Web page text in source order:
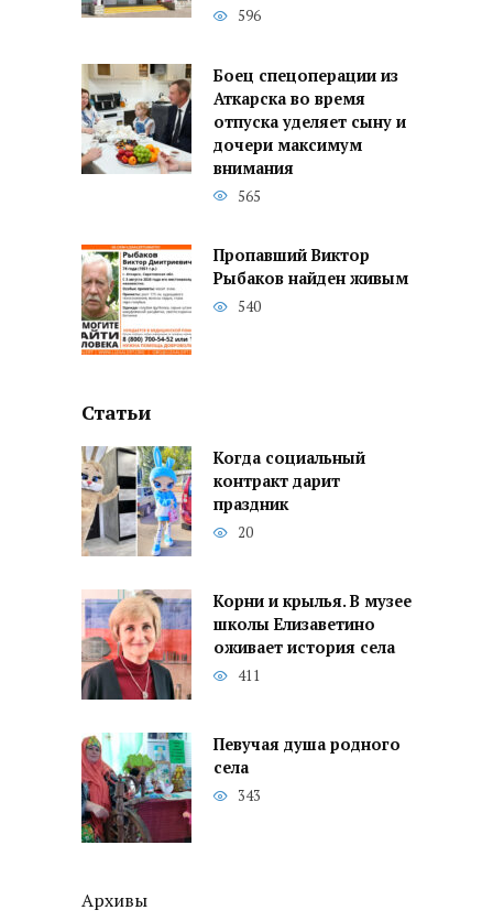
596
Боец спецоперации из
Аткарска во время
отпуска уделяет сыну и
дочери максимум
внимания
565
Пропавший Виктор
Рыбаков найден живым
540
Статьи
Когда социальный
контракт дарит
праздник
20
Корни и крылья. В музее
школы Елизаветино
оживает история села
411
Певучая душа родного
села
343
Архивы